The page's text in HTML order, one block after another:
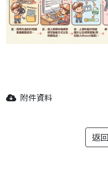
附件資料
返